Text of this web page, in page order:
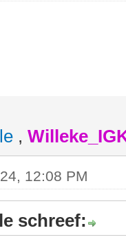
,
12:08 PM
schreef: